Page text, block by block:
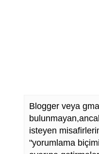
Blogger veya
isteyen
"yorumlama